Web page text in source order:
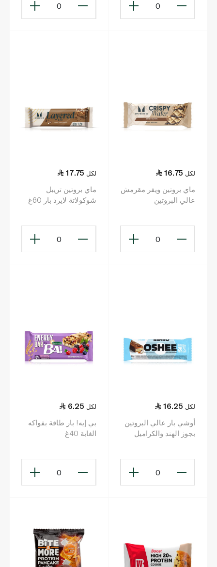
0
0
16.75 لكل
ماي بروتين ويفر مقرمش
عالي البروتين
0
17.75 لكل
ماي بروتين تريبل
شوكولاتة لايرد بار 60غ
0
16.25 لكل
أوشي بار عالي البروتين
بجوز الهند والكراميل
0
6.25 لكل
بي إيه! بار طاقة بفواكه
الغابة 40غ
0